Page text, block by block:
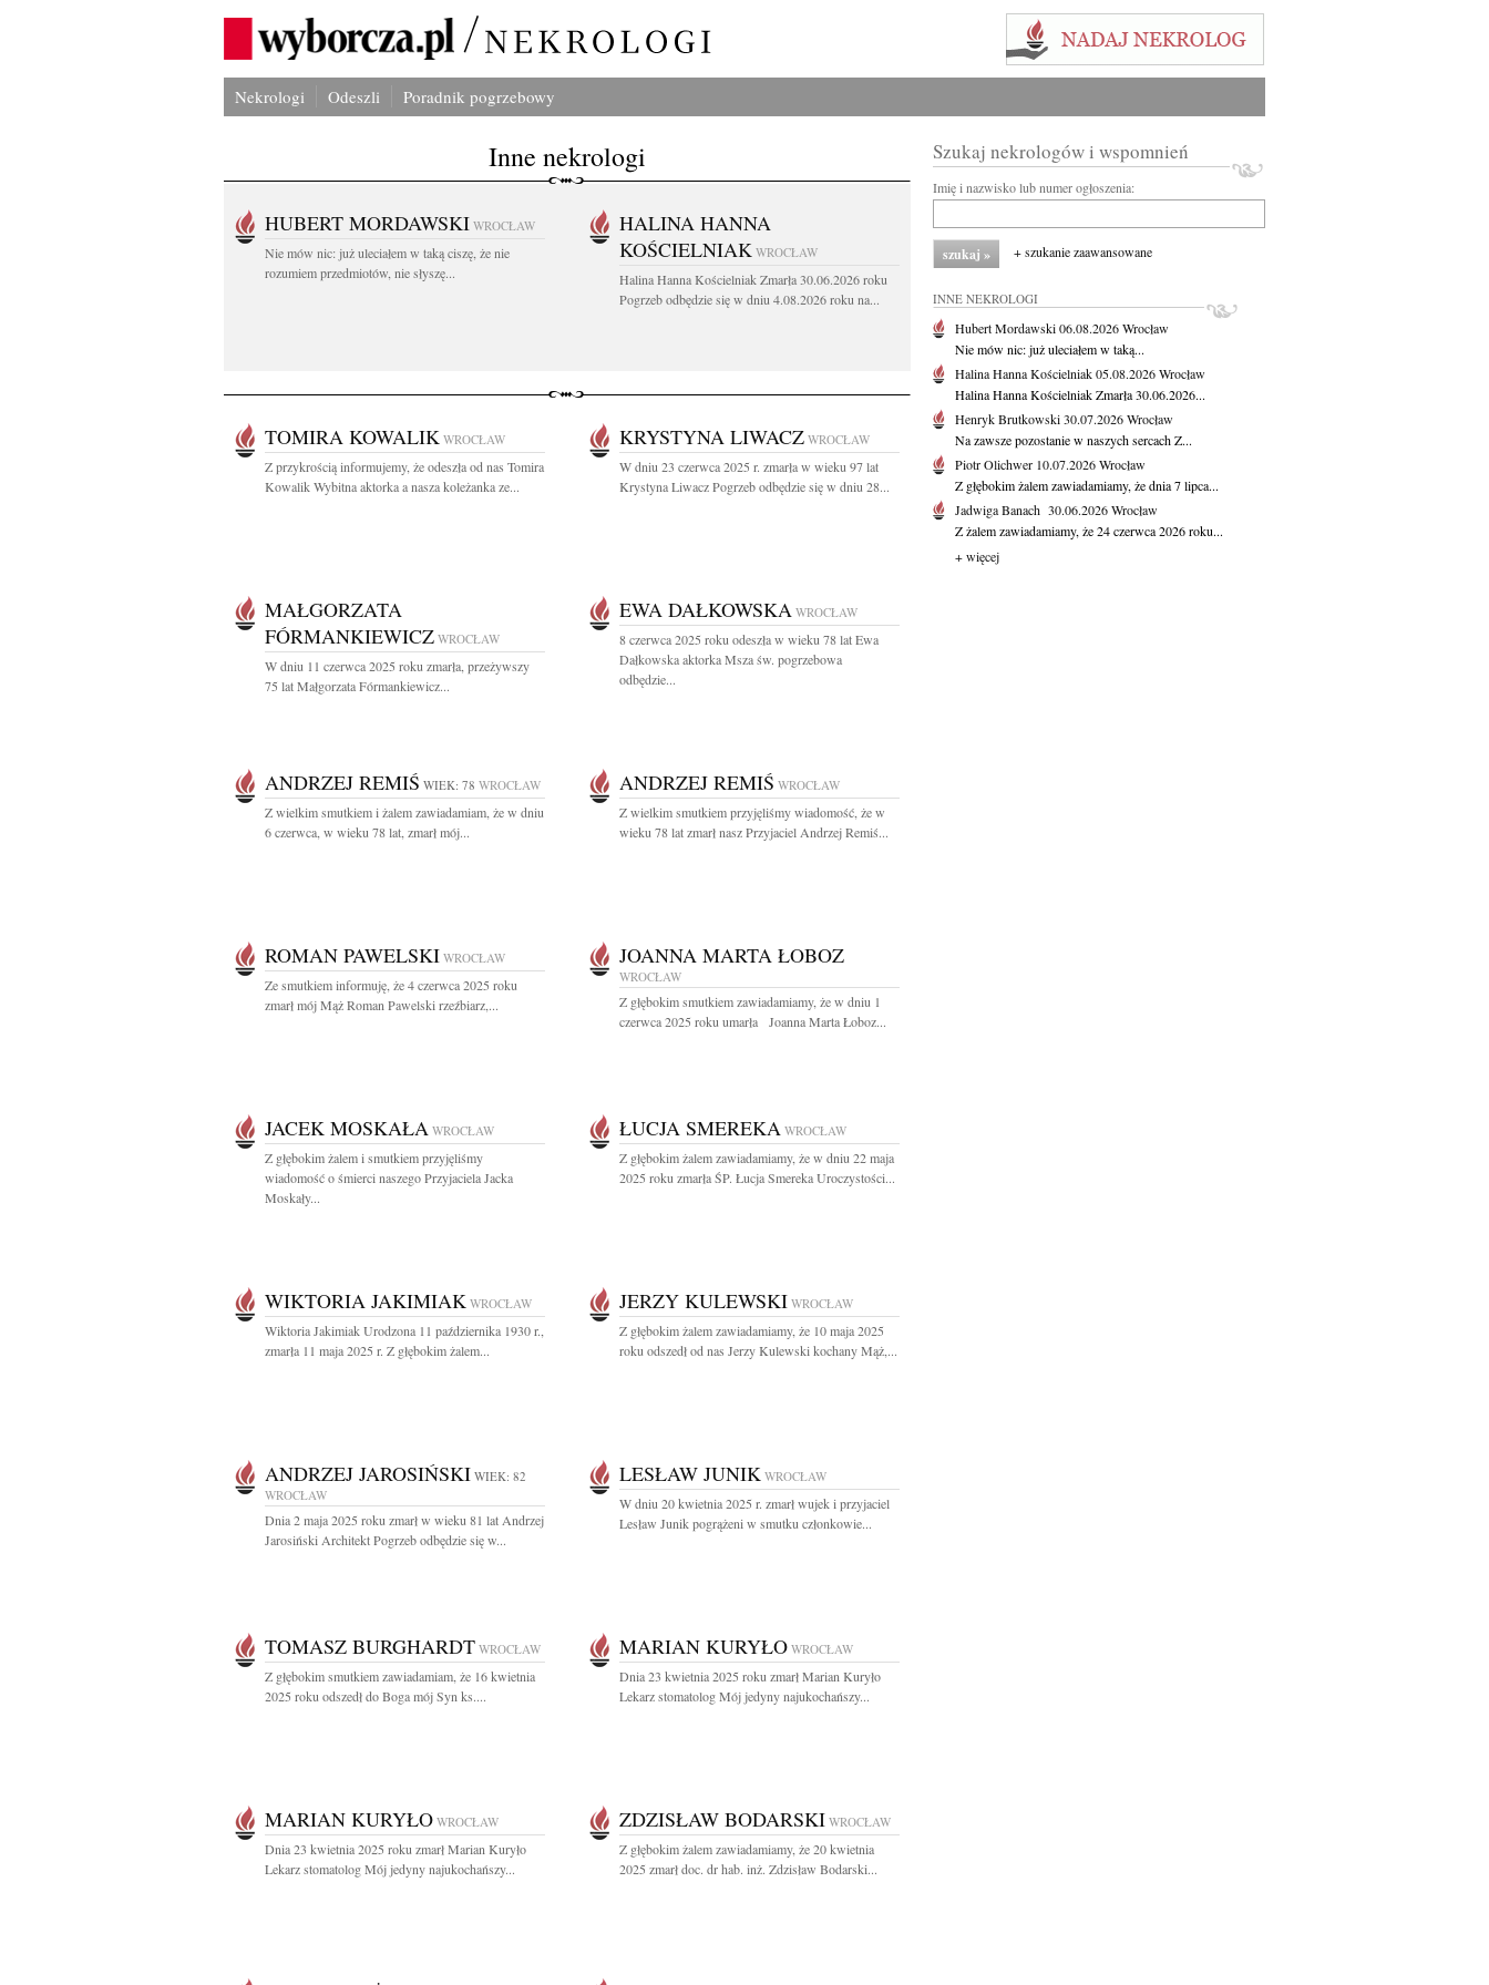
Nekrologi Odeszli Poradnik pogrzebowy
Inne nekrologi
HUBERT MORDAWSKI WROCŁAW
Nie mów nic: już uleciałem w taką ciszę, że nie
rozumiem przedmiotów, nie słyszę...
HALINA HANNA
KOŚCIELNIAK WROCŁAW
Halina Hanna Kościelniak Zmarła 30.06.2026 roku
Pogrzeb odbędzie się w dniu 4.08.2026 roku na...
TOMIRA KOWALIK WROCŁAW
Z przykrością informujemy, że odeszła od nas Tomira
Kowalik Wybitna aktorka a nasza koleżanka ze...
KRYSTYNA LIWACZ WROCŁAW
W dniu 23 czerwca 2025 r. zmarła w wieku 97 lat
Krystyna Liwacz Pogrzeb odbędzie się w dniu 28...
MAŁGORZATA
FÓRMANKIEWICZ WROCŁAW
W dniu 11 czerwca 2025 roku zmarła, przeżywszy
75 lat Małgorzata Fórmankiewicz...
EWA DAŁKOWSKA WROCŁAW
8 czerwca 2025 roku odeszła w wieku 78 lat Ewa
Dałkowska aktorka Msza św. pogrzebowa
odbędzie...
ANDRZEJ REMIŚ WIEK: 78 WROCŁAW
Z wielkim smutkiem i żalem zawiadamiam, że w dniu
6 czerwca, w wieku 78 lat, zmarł mój...
ANDRZEJ REMIŚ WROCŁAW
Z wielkim smutkiem przyjęliśmy wiadomość, że w
wieku 78 lat zmarł nasz Przyjaciel Andrzej Remiś...
ROMAN PAWELSKI WROCŁAW
Ze smutkiem informuję, że 4 czerwca 2025 roku
zmarł mój Mąż Roman Pawelski rzeźbiarz,...
JOANNA MARTA ŁOBOZ
WROCŁAW
Z głębokim smutkiem zawiadamiamy, że w dniu 1
czerwca 2025 roku umarła Joanna Marta Łoboz...
JACEK MOSKAŁA WROCŁAW
Z głębokim żalem i smutkiem przyjęliśmy
wiadomość o śmierci naszego Przyjaciela Jacka
Moskały...
ŁUCJA SMEREKA WROCŁAW
Z głębokim żalem zawiadamiamy, że w dniu 22 maja
2025 roku zmarła ŚP. Łucja Smereka Uroczystości...
WIKTORIA JAKIMIAK WROCŁAW
Wiktoria Jakimiak Urodzona 11 października 1930 r.,
zmarła 11 maja 2025 r. Z głębokim żalem...
JERZY KULEWSKI WROCŁAW
Z głębokim żalem zawiadamiamy, że 10 maja 2025
roku odszedł od nas Jerzy Kulewski kochany Mąż,...
ANDRZEJ JAROSIŃSKI WIEK: 82
WROCŁAW
Dnia 2 maja 2025 roku zmarł w wieku 81 lat Andrzej
Jarosiński Architekt Pogrzeb odbędzie się w...
LESŁAW JUNIK WROCŁAW
W dniu 20 kwietnia 2025 r. zmarł wujek i przyjaciel
Lesław Junik pogrążeni w smutku członkowie...
TOMASZ BURGHARDT WROCŁAW
Z głębokim smutkiem zawiadamiam, że 16 kwietnia
2025 roku odszedł do Boga mój Syn ks....
MARIAN KURYŁO WROCŁAW
Dnia 23 kwietnia 2025 roku zmarł Marian Kuryło
Lekarz stomatolog Mój jedyny najukochańszy...
MARIAN KURYŁO WROCŁAW
Dnia 23 kwietnia 2025 roku zmarł Marian Kuryło
Lekarz stomatolog Mój jedyny najukochańszy...
ZDZISŁAW BODARSKI WROCŁAW
Z głębokim żalem zawiadamiamy, że 20 kwietnia
2025 zmarł doc. dr hab. inż. Zdzisław Bodarski...
Szukaj nekrologów i wspomnień
Imię i nazwisko lub numer ogłoszenia:
+ szukanie zaawansowane
INNE NEKROLOGI
Hubert Mordawski06.08.2026Wrocław
Nie mów nic: już uleciałem w taką...
Halina Hanna Kościelniak05.08.2026Wrocław
Halina Hanna Kościelniak Zmarła 30.06.2026...
Henryk Brutkowski30.07.2026Wrocław
Na zawsze pozostanie w naszych sercach Z...
Piotr Olichwer 10.07.2026Wrocław
Z głębokim żalem zawiadamiamy, że dnia 7 lipca...
Jadwiga Banach 30.06.2026Wrocław
Z żalem zawiadamiamy, że 24 czerwca 2026 roku...
+ więcej